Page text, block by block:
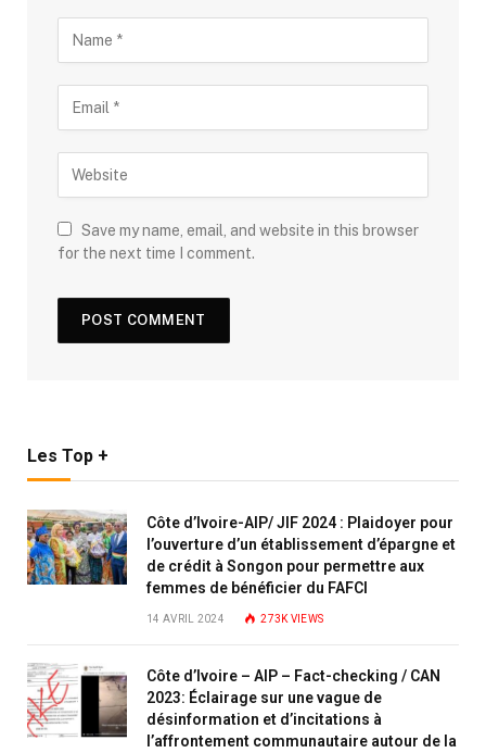
Save my name, email, and website in this browser
for the next time I comment.
Les Top +
Côte d’Ivoire-AIP/ JIF 2024 : Plaidoyer pour
l’ouverture d’un établissement d’épargne et
de crédit à Songon pour permettre aux
femmes de bénéficier du FAFCI
14 AVRIL 2024 273KVIEWS
Côte d’Ivoire – AIP – Fact-checking / CAN
2023: Éclairage sur une vague de
désinformation et d’incitations à
l’affrontement communautaire autour de la